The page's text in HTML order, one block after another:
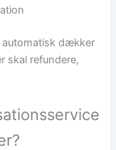
automatisk dækker
skal refundere,